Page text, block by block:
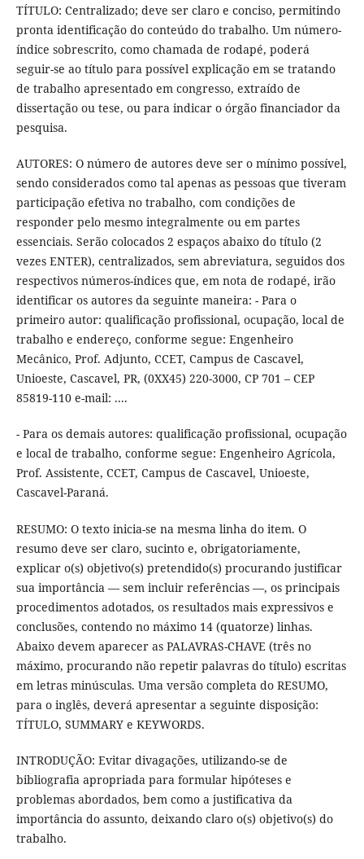
TÍTULO: Centralizado; deve ser claro e conciso, permitindo
pronta identificação do conteúdo do trabalho. Um número-
índice sobrescrito, como chamada de rodapé, poderá
seguir-se ao título para possível explicação em se tratando
de trabalho apresentado em congresso, extraído de
dissertação ou tese, ou para indicar o órgão financiador da
pesquisa.
AUTORES: O número de autores deve ser o mínimo possível,
sendo considerados como tal apenas as pessoas que tiveram
participação efetiva no trabalho, com condições de
responder pelo mesmo integralmente ou em partes
essenciais. Serão colocados 2 espaços abaixo do título (2
vezes ENTER), centralizados, sem abreviatura, seguidos dos
respectivos números-índices que, em nota de rodapé, irão
identificar os autores da seguinte maneira: - Para o
primeiro autor: qualificação profissional, ocupação, local de
trabalho e endereço, conforme segue: Engenheiro
Mecânico, Prof. Adjunto, CCET, Campus de Cascavel,
Unioeste, Cascavel, PR, (0XX45) 220-3000, CP 701 – CEP
85819-110 e-mail: ....
- Para os demais autores: qualificação profissional, ocupação
e local de trabalho, conforme segue: Engenheiro Agrícola,
Prof. Assistente, CCET, Campus de Cascavel, Unioeste,
Cascavel-Paraná.
RESUMO: O texto inicia-se na mesma linha do item. O
resumo deve ser claro, sucinto e, obrigatoriamente,
explicar o(s) objetivo(s) pretendido(s) procurando justificar
sua importância — sem incluir referências —, os principais
procedimentos adotados, os resultados mais expressivos e
conclusões, contendo no máximo 14 (quatorze) linhas.
Abaixo devem aparecer as PALAVRAS-CHAVE (três no
máximo, procurando não repetir palavras do título) escritas
em letras minúsculas. Uma versão completa do RESUMO,
para o inglês, deverá apresentar a seguinte disposição:
TÍTULO, SUMMARY e KEYWORDS.
INTRODUÇÃO: Evitar divagações, utilizando-se de
bibliografia apropriada para formular hipóteses e
problemas abordados, bem como a justificativa da
importância do assunto, deixando claro o(s) objetivo(s) do
trabalho.